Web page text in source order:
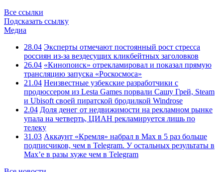
Все ссылки
Подсказать ссылку
Медиа
28.04 Эксперты отмечают постоянный рост стресса
россиян из-за вездесущих кликбейтных заголовков
26.04 «Кинопоиск» отрекламировал и показал прямую
трансляцию запуска «Роскосмоса»
21.04 Неизвестные узбекские разработчики с
продюссером из Lesta Games порвали Сашу Грей, Steam
и Ubisoft своей пиратской бродилкой Windrose
2.04 Доля денег от недвижимости на рекламном рынке
упала на четверть, ЦИАН рекламируется лишь по
телеку
31.03 Аккаунт «Кремля» набрал в Max в 5 раз больше
подписчиков, чем в Telegram. У остальных результаты в
Max’е в разы хуже чем в Telegram